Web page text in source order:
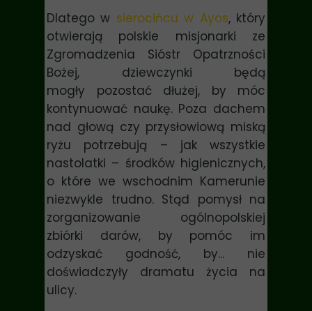
Dlatego w sierocińcu w Ayos, który
otwierają polskie misjonarki ze
Zgromadzenia Sióstr Opatrzności
Bożej, dziewczynki będą
mogły pozostać dłużej, by móc
kontynuować naukę. Poza dachem
nad głową czy przysłowiową miską
ryżu potrzebują – jak wszystkie
nastolatki – środków higienicznych,
o które we wschodnim Kamerunie
niezwykle trudno. Stąd pomysł na
zorganizowanie ogólnopolskiej
zbiórki darów, by pomóc im
odzyskać godność, by... nie
doświadczyły dramatu życia na
ulicy.